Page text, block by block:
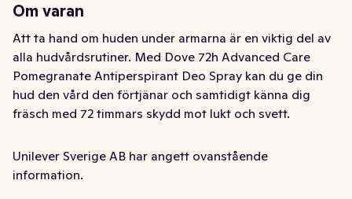
Om varan
Att ta hand om huden under armarna är en viktig del av
alla hudvårdsrutiner. Med Dove 72h Advanced Care
Pomegranate Antiperspirant Deo Spray kan du ge din
hud den vård den förtjänar och samtidigt känna dig
fräsch med 72 timmars skydd mot lukt och svett.
Den här antiperspiranta deodoranten i aerosolform har
en fräsch, fruktig doft som gör att du får en omedelbar
Unilever Sverige AB har angett ovanstående
information.